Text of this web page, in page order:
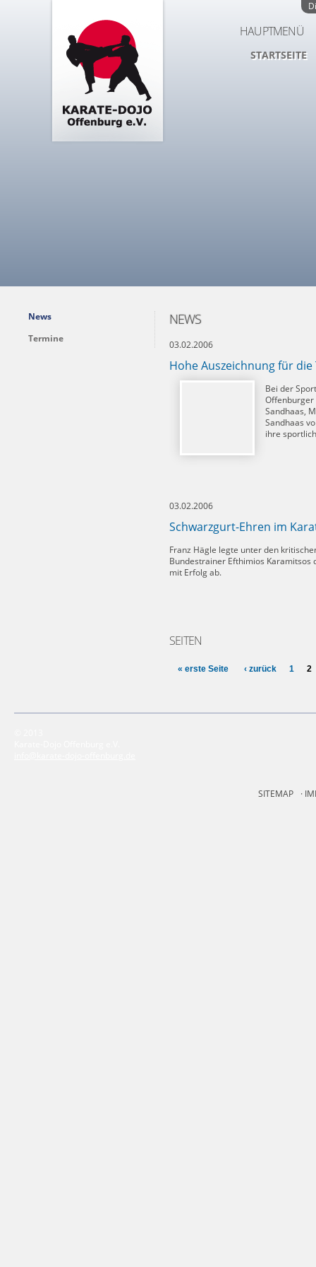
HAUPTMENÜ
STARTSEITE
News
Termine
NEWS
03.02.2006
Hohe Auszeichnung für
Bei der
Offenburger
Sandhaas,
Sandhaas
ihre
03.02.2006
Schwarzgurt-Ehren im
Franz Hägle legte unter den
Bundestrainer Efthimios Karamitsos
mit Erfolg ab.
SEITEN
« erste Seite ‹ zurück 1 2
SITEMAP